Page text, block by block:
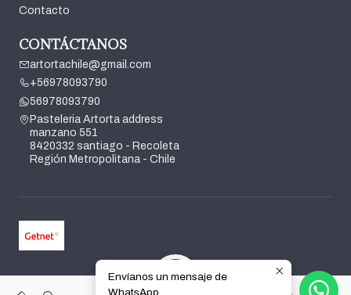
Contacto
CONTÁCTANOS
artortachile@gmail.com
+56978093790
56978093790
Pasteleria Artorta address
manzano 551
8420332 santiago - Recoleta
Región Metropolitana - Chile
2026 Pasteleria Artorta.Envíanos un mensaje de
WhatsApp